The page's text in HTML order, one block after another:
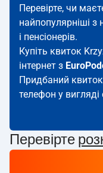
Перевірте, чи
найпопулярніші з
і пенсіонерів.
Купіть квиток
інтернет з
Придбаний
телефон у
Перевірте